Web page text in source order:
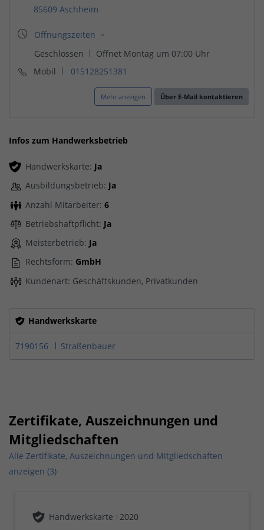
85609 Aschheim
Mobil 015128251381
Mehr anzeigen Über E-Mail kontaktieren
Infos zum Handwerksbetrieb
Handwerkskarte: Ja
Ausbildungsbetrieb: Ja
Anzahl Mitarbeiter: 6
Betriebshaftpflicht: Ja
Meisterbetrieb: Ja
Rechtsform: GmbH
Kundenart: Geschäftskunden, Privatkunden
Handwerkskarte
7190156 Straßenbauer
Zertifikate, Auszeichnungen und
Mitgliedschaften
Alle Zertifikate, Auszeichnungen und Mitgliedschaften
anzeigen (3)
Handwerkskarte 2020